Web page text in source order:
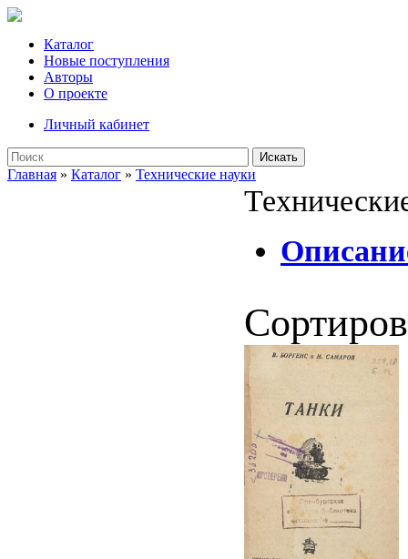
Каталог
Новые поступления
Авторы
О проекте
Личный кабинет
Искать
Главная » Каталог » Технические науки